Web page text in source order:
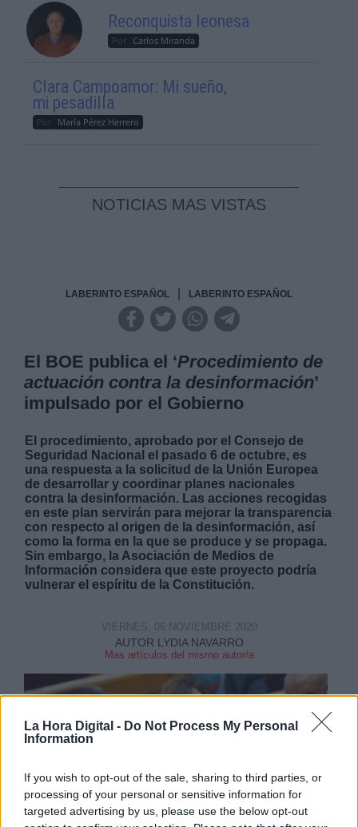
La Hora Digital - Do Not Process My Personal
Information
If you wish to opt-out of the sale, sharing to third parties, or
processing of your personal or sensitive information for
targeted advertising by us, please use the below opt-out
Reconquista leonesa
Por Carlos Miranda
Clara Campoamor: Mi sueño,
mi pesadilla
Por María Pérez Herrero
NOTICIAS MAS VISTAS
LABERINTO ESPAÑOL LABERINTO ESPAÑOL
El BOE publica el ‘Procedimiento de
actuación contra la desinformación’
impulsado por el Gobierno
El procedimiento, aprobado por el Consejo de
Seguridad Nacional el pasado 6 de octubre, es
una respuesta a la solicitud de la Unión Europea
de desarrollar y coordinar planes nacionales
contra la desinformación. Las acciones recogidas
en este plan servirán para mejorar la transparencia
con respecto al origen de la desinformación, así
como la forma en la que se produce y se propaga.
Sin embargo, la Asociación de Medios de
Información considera que este proyecto podría
vulnerar el espíritu de la Constitución.
AUTOR LYDIA NAVARRO
Mas artículos del mismo autor/a
VIERNES, 06 NOVIEMBRE 2020